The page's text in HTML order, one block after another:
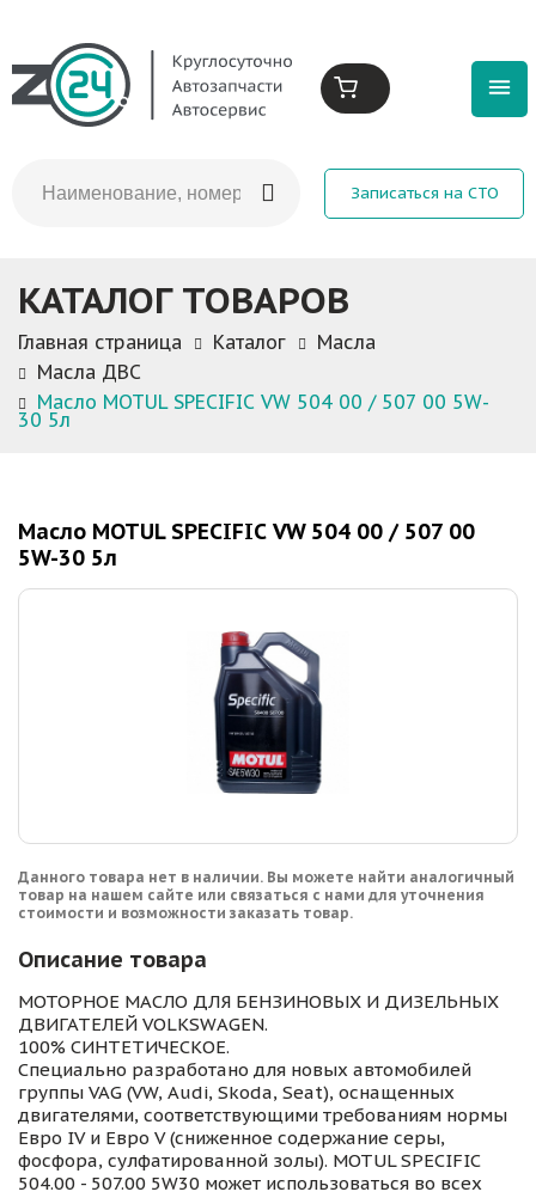
Записаться на СТО
КАТАЛОГ ТОВАРОВ
Главная страница Каталог
Масла
Масла ДВС
Масло MOTUL SPECIFIС VW 504 00 / 507 00 5W-
30 5л
Масло MOTUL SPECIFIС VW 504 00 / 507 00
5W-30 5л
Данного товара нет в наличии. Вы можете найти аналогичный
товар на нашем сайте или связаться с нами для уточнения
стоимости и возможности заказать товар.
Описание товара
МОТОРНОЕ МАСЛО ДЛЯ БЕНЗИНОВЫХ И ДИЗЕЛЬНЫХ
ДВИГАТЕЛЕЙ VOLKSWAGEN.
100% СИНТЕТИЧЕСКОЕ.
Специально разработано для новых автомобилей
группы VAG (VW, Audi, Skoda, Seat), оснащенных
двигателями, соответствующими требованиям нормы
Евро IV и Евро V (сниженное содержание серы,
фосфора, сулфатированной золы). MOTUL SPECIFIC
504.00 - 507.00 5W30 может использоваться во всех